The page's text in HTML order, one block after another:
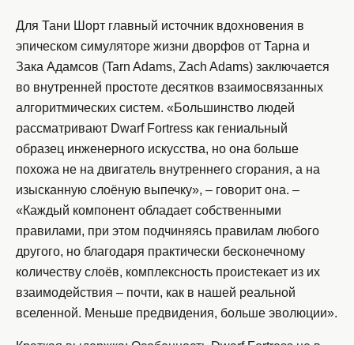
Для Тани Шорт главный источник вдохновения в
эпическом симуляторе жизни дворфов от Тарна и
Зака Адамсов (Tarn Adams, Zach Adams) заключается
во внутренней простоте десятков взаимосвязанных
алгоритмических систем. «Большинство людей
рассматривают Dwarf Fortress как гениальный
образец инженерного искусства, но она больше
похожа не на двигатель внутреннего сгорания, а на
изысканную слоёную выпечку», – говорит она. –
«Каждый компонент обладает собственными
правилами, при этом подчиняясь правилам любого
другого, но благодаря практически бесконечному
количеству слоёв, комплексность проистекает из их
взаимодействия – почти, как в нашей реальной
вселенной. Меньше предвидения, больше эволюции».